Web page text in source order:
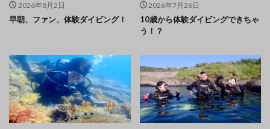
2026年8月2日
早朝、ファン、体験ダイビング！
2026年7月26日
10歳から体験ダイビングできちゃ
う！？